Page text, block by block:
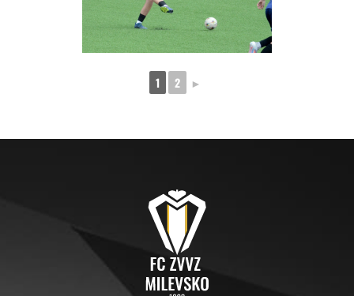
1 2 ►